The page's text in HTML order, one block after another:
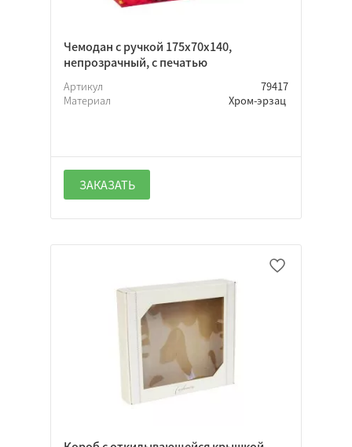
Чемодан с ручкой 175х70х140,
непрозрачный, с печатью
Артикул
79417
Материал
Хром-эрзац
ЗАКАЗАТЬ